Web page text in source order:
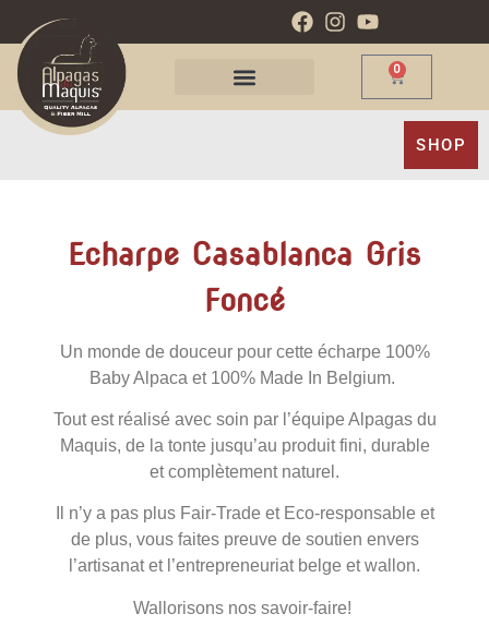
0
SHOP
Echarpe Casablanca Gris
Foncé
Un monde de douceur pour cette écharpe 100%
Baby Alpaca et 100% Made In Belgium.
Tout est réalisé avec soin par l’équipe Alpagas du
Maquis, de la tonte jusqu’au produit fini, durable
et complètement naturel.
Il n’y a pas plus Fair-Trade et Eco-responsable et
de plus, vous faites preuve de soutien envers
l’artisanat et l’entrepreneuriat belge et wallon.
Wallorisons nos savoir-faire!